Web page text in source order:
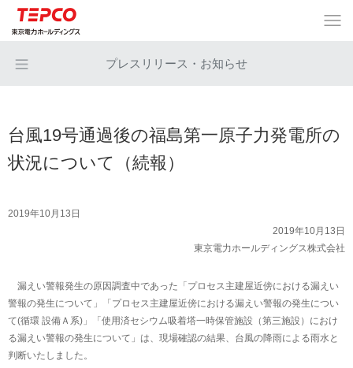
プレスリリース・お知らせ
台風19号通過後の福島第一原子力発電所の
状況について（続報）
2019年10月13日
2019年10月13日
東京電力ホールディングス株式会社
漏えい警報発生の原因調査中であった「プロセス主建屋近傍における漏えい
警報の発生について」「プロセス主建屋近傍における漏えい警報の発生につい
て(循環 設備Ａ系)」「使用済セシウム吸着塔一時保管施設（第三施設）におけ
る漏えい警報の発生について」は、現場確認の結果、台風の降雨による雨水と
判断いたしました。